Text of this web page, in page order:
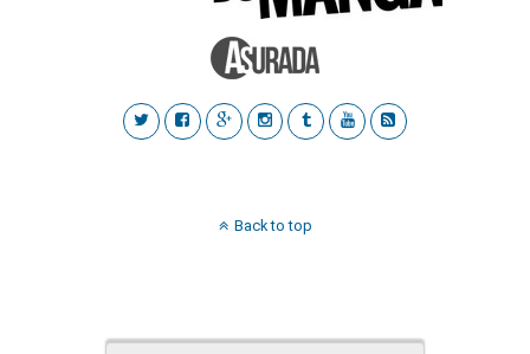
Back to top